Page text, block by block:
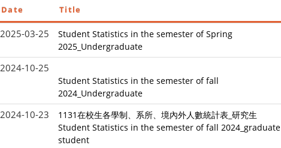
Date Title
2025-03-25
Student Statistics in the semester of Spring
2025_Undergraduate
2024-10-25
Student Statistics in the semester of fall
2024_Undergraduate
2024-10-23
1131在校生各學制、系所、境內外人數統計表_研究生
Student Statistics in the semester of fall 2024_graduate
student